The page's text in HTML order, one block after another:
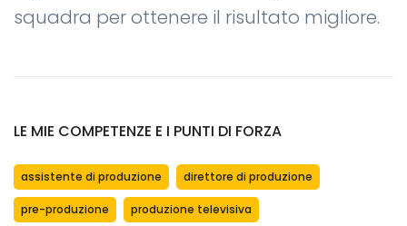
squadra per ottenere il risultato migliore.
LE MIE COMPETENZE E I PUNTI DI FORZA
assistente di produzione direttore di produzione
pre-produzione produzione televisiva